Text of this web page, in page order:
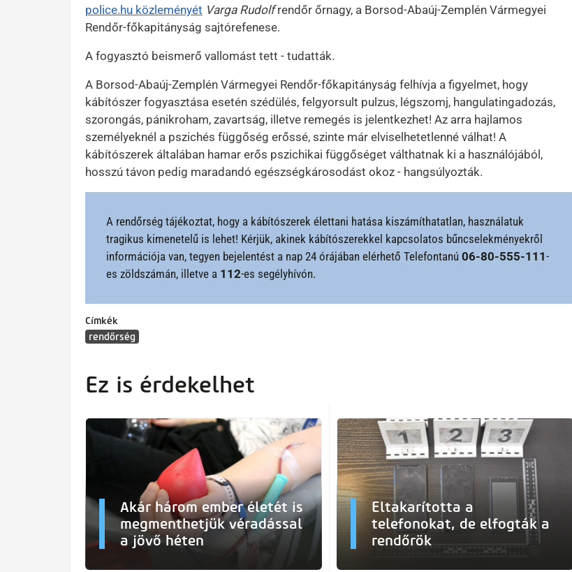
police.hu közleményét Varga Rudolfrendőr őrnagy, a Borsod-Abaúj-Zemplén Vármegyei
Rendőr-főkapitányság sajtórefenese.
A fogyasztó beismerő vallomást tett - tudatták.
A Borsod-Abaúj-Zemplén Vármegyei Rendőr-főkapitányság felhívja a figyelmet, hogy
kábítószer fogyasztása esetén szédülés, felgyorsult pulzus, légszomj, hangulatingadozás,
szorongás, pánikroham, zavartság, illetve remegés is jelentkezhet! Az arra hajlamos
személyeknél a pszichés függőség erőssé, szinte már elviselhetetlenné válhat! A
kábítószerek általában hamar erős pszichikai függőséget válthatnak ki a használójából,
hosszú távon pedig maradandó egészségkárosodást okoz - hangsúlyozták.
A rendőrség tájékoztat, hogy a kábítószerek élettani hatása kiszámíthatatlan, használatuk
tragikus kimenetelű is lehet! Kérjük, akinek kábítószerekkel kapcsolatos bűncselekményekről
információja van, tegyen bejelentést a nap 24 órájában elérhető Telefontanú 06-80-555-111-
es zöldszámán, illetve a 112-es segélyhívón.
Címkék
rendőrség
Ez is érdekelhet
Akár három ember életét is
megmenthetjük véradással
a jövő héten
Eltakarította a
telefonokat, de elfogták a
rendőrök